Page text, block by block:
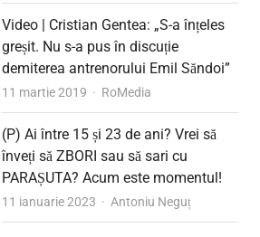
Video | Cristian Gentea: „S-a înțeles
greșit. Nu s-a pus în discuție
demiterea antrenorului Emil Săndoi”
11 martie 2019 Author
RoMedia
(P) Ai între 15 și 23 de ani? Vrei să
înveți să ZBORI sau să sari cu
PARAȘUTA? Acum este momentul!
11 ianuarie 2023 Author
Antoniu Neguț